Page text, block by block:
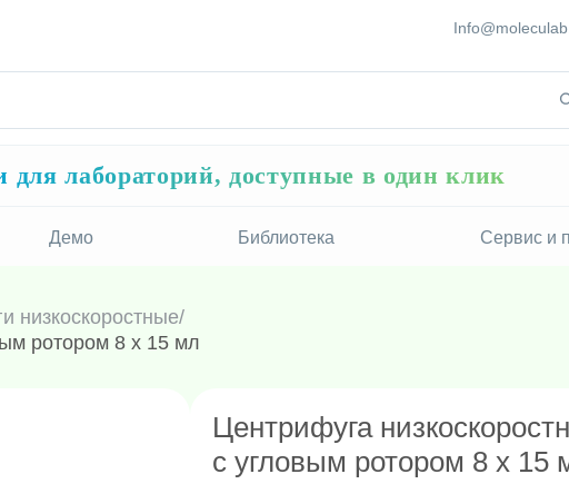
для лабораторий, доступные в один клик
Демо Библиотека Сервис и
низкоскоростные/
ротором 8 х 15 мл
Центрифуга
с угловым ротором 8 х 15